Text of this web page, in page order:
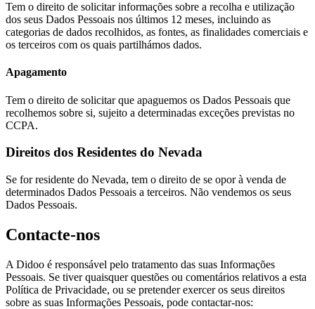
Tem o direito de solicitar informações sobre a recolha e utilização
dos seus Dados Pessoais nos últimos 12 meses, incluindo as
categorias de dados recolhidos, as fontes, as finalidades comerciais e
os terceiros com os quais partilhámos dados.
Apagamento
Tem o direito de solicitar que apaguemos os Dados Pessoais que
recolhemos sobre si, sujeito a determinadas exceções previstas no
CCPA.
Direitos dos Residentes do Nevada
Se for residente do Nevada, tem o direito de se opor à venda de
determinados Dados Pessoais a terceiros. Não vendemos os seus
Dados Pessoais.
Contacte-nos
A Didoo é responsável pelo tratamento das suas Informações
Pessoais. Se tiver quaisquer questões ou comentários relativos a esta
Política de Privacidade, ou se pretender exercer os seus direitos
sobre as suas Informações Pessoais, pode contactar-nos: